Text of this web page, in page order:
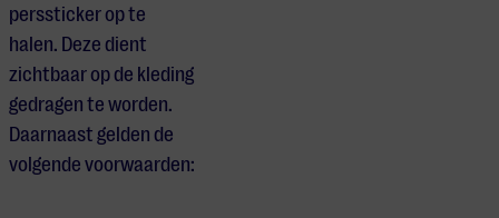
perssticker op te
halen. Deze dient
zichtbaar op de kleding
gedragen te worden.
Daarnaast gelden de
volgende voorwaarden: